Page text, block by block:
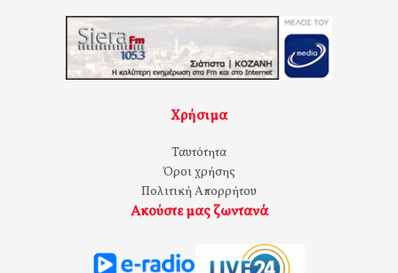
Χρήσιμα
Ταυτότητα
Όροι χρήσης
Πολιτική Απορρήτου
Ακούστε μας ζωντανά